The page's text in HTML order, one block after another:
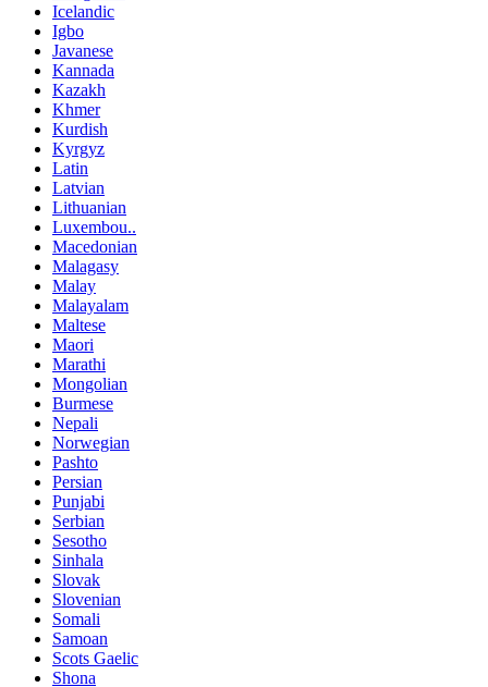
Icelandic
Igbo
Javanese
Kannada
Kazakh
Khmer
Kurdish
Kyrgyz
Latin
Latvian
Lithuanian
Luxembou..
Macedonian
Malagasy
Malay
Malayalam
Maltese
Maori
Marathi
Mongolian
Burmese
Nepali
Norwegian
Pashto
Persian
Punjabi
Serbian
Sesotho
Sinhala
Slovak
Slovenian
Somali
Samoan
Scots Gaelic
Shona